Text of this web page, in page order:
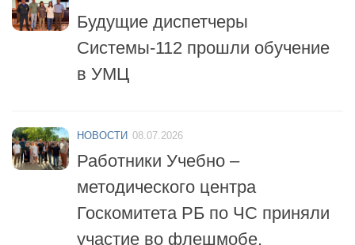
Будущие диспетчеры
Системы-112 прошли обучение
в УМЦ
НОВОСТИ 08.07.2026
Работники Учебно –
методического центра
Госкомитета РБ по ЧС приняли
участие во флешмобе,